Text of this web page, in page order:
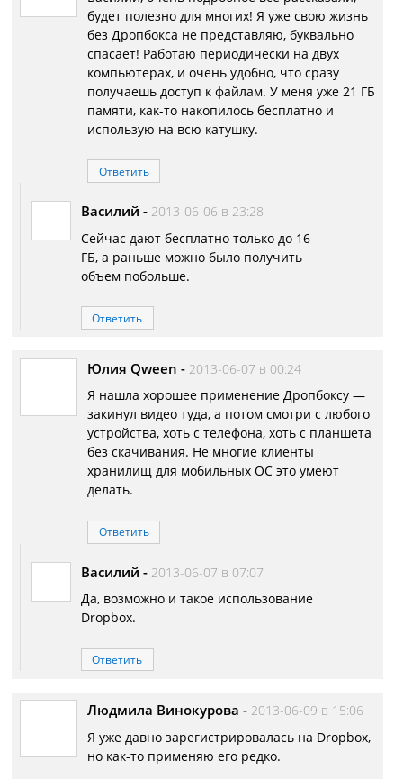
будет полезно для многих! Я уже свою жизнь
без Дропбокса не представляю, буквально
спасает! Работаю периодически на двух
компьютерах, и очень удобно, что сразу
получаешь доступ к файлам. У меня уже 21 ГБ
памяти, как-то накопилось бесплатно и
использую на всю катушку.
Ответить
Василий - 2013-06-06 в 23:28
Сейчас дают бесплатно только до 16
ГБ, а раньше можно было получить
объем побольше.
Ответить
Юлия Qween - 2013-06-07 в 00:24
Я нашла хорошее применение Дропбоксу —
закинул видео туда, а потом смотри с любого
устройства, хоть с телефона, хоть с планшета
без скачивания. Не многие клиенты
хранилищ для мобильных ОС это умеют
делать.
Ответить
Василий - 2013-06-07 в 07:07
Да, возможно и такое использование
Dropbox.
Ответить
Людмила Винокурова - 2013-06-09 в 15:06
Я уже давно зарегистрировалась на Dropbox,
но как-то применяю его редко.